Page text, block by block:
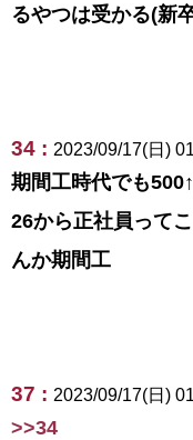
るやつは受かる(新
34 : 2023/09/17(日)
期間工時代でも
26から正社員って
んか期間工
37 : 2023/09/17(日)
>>34